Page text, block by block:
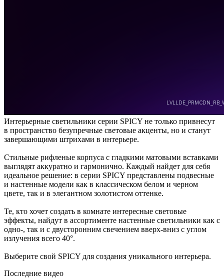
Интерьерные светильники серии SPICY не только привнесут
в пространство безупречные световые акценты, но и станут
завершающими штрихами в интерьере.
Стильные рифленые корпуса с гладкими матовыми вставками
выглядят аккуратно и гармонично. Каждый найдет для себя
идеальное решение: в серии SPICY представлены подвесные
и настенные модели как в классическом белом и черном
цвете, так и в элегантном золотистом оттенке.
Те, кто хочет создать в комнате интересные световые
эффекты, найдут в ассортименте настенные светильники как с
одно-, так и с двусторонним свечением вверх-вниз с углом
излучения всего 40°.
Выберите свой SPICY для создания уникального интерьера.
Последние видео